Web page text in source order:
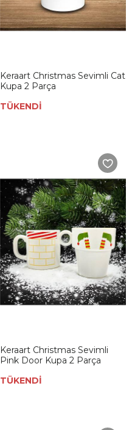
Keraart Christmas Sevimli Cat
Kupa 2 Parça
TÜKENDİ
Keraart Christmas Sevimli
Pink Door Kupa 2 Parça
TÜKENDİ